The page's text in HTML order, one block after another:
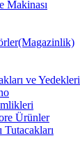
Makinası
ve Yedekleri
Ürünler
Tutacakları